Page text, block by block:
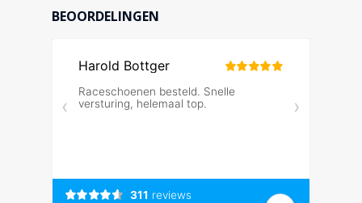
BEOORDELINGEN